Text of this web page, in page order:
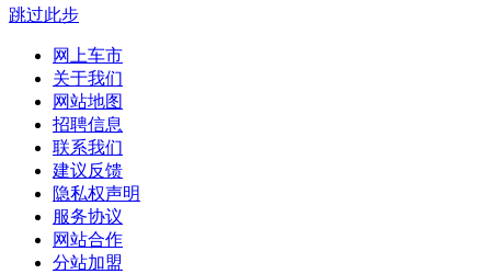
跳过此步
网上车市
关于我们
网站地图
招聘信息
联系我们
建议反馈
隐私权声明
服务协议
网站合作
分站加盟